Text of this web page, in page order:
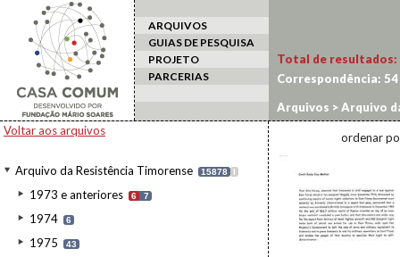
ARQUIVOS
GUIAS DE PESQUISA
PROJETO
PARCERIAS
Voltar aos arquivos
Arquivo da Resistência Timorense 15878 I
1973 e anteriores 6 7
1974 6
1975 43
Total de resultados:
Correspondência: 54
Arquivos >Arquivo
ordenar